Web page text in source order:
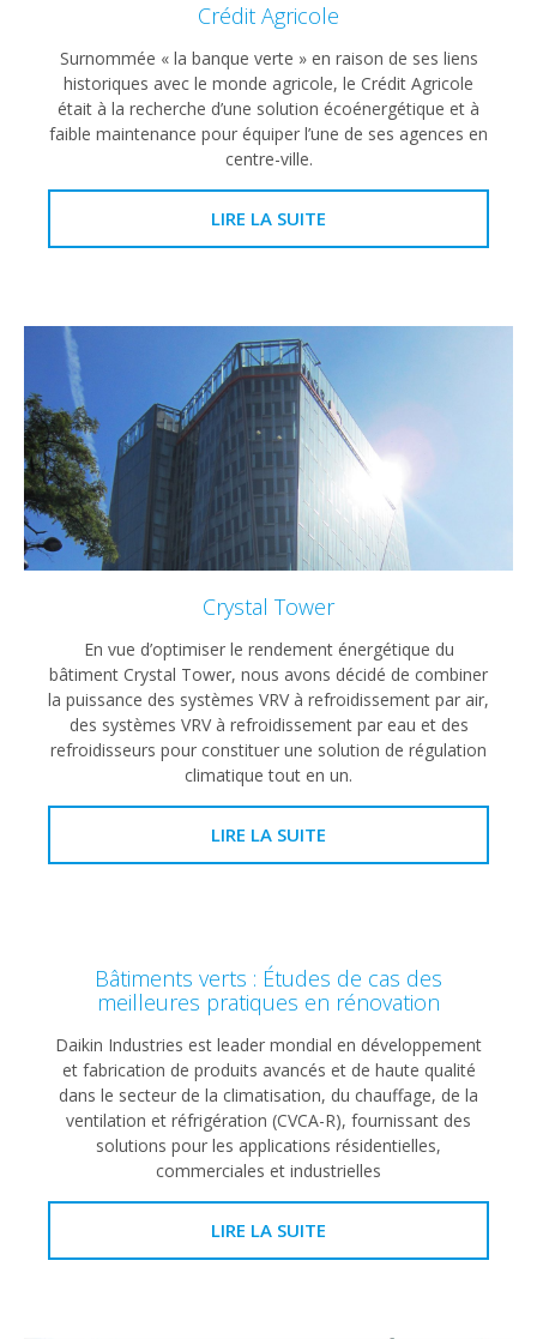
Crédit Agricole
Surnommée « la banque verte » en raison de ses liens
historiques avec le monde agricole, le Crédit Agricole
était à la recherche d’une solution écoénergétique et à
faible maintenance pour équiper l’une de ses agences en
centre-ville.
LIRE LA SUITE
Crystal Tower
En vue d’optimiser le rendement énergétique du
bâtiment Crystal Tower, nous avons décidé de combiner
la puissance des systèmes VRV à refroidissement par air,
des systèmes VRV à refroidissement par eau et des
refroidisseurs pour constituer une solution de régulation
climatique tout en un.
LIRE LA SUITE
Bâtiments verts : Études de cas des
meilleures pratiques en rénovation
Daikin Industries est leader mondial en développement
et fabrication de produits avancés et de haute qualité
dans le secteur de la climatisation, du chauffage, de la
ventilation et réfrigération (CVCA-R), fournissant des
solutions pour les applications résidentielles,
commerciales et industrielles
LIRE LA SUITE